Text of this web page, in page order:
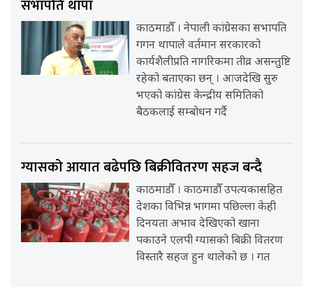
सभापति थापा
काठमाडौँ । नेपाली कांग्रेसका सभापति
गगन थापाले वर्तमान सरकारको
कार्यशैलीप्रति नागरिकमा तीव्र असन्तुष्टि
रहेको बताएका छन् । आजदेखि सुरु
भएको कांग्रेस केन्द्रीय समितिको
बैठकलाई सम्बोधन गर्दै
ग्यासको आयात बढेपछि बिक्रीवितरण सहज बन्दै
काठमाडौँ । काठमाडौँ उपत्यकासहित
देशका विभिन्न भागमा पछिल्ला केही
दिनयता अभाव देखिएको खाना
पकाउने एलपी ग्यासको बिक्री वितरण
विस्तारै सहज हुन थालेको छ । गत